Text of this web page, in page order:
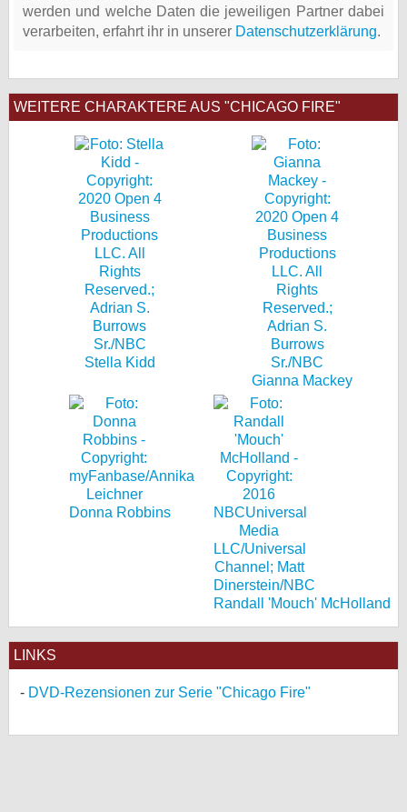
werden und welche Daten die jeweiligen Partner dabei
verarbeiten, erfahrt ihr in unserer Datenschutzerklärung.
WEITERE CHARAKTERE AUS "CHICAGO FIRE"
Stella Kidd
Gianna Mackey
Donna Robbins
Randall 'Mouch' McHolland
LINKS
DVD-Rezensionen zur Serie "Chicago Fire"